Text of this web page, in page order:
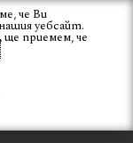
че Ви
уебсайт.
приемем, че